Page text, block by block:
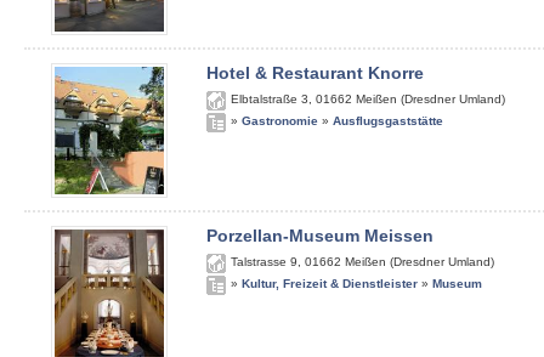
Hotel & Restaurant Knorre
Elbtalstraße 3 01662 Meißen (Dresdner Umland)
» Gastronomie » Ausflugsgaststätte
Porzellan-Museum Meissen
Talstrasse 9 01662 Meißen (Dresdner Umland)
» Kultur, Freizeit & Dienstleister » Museum